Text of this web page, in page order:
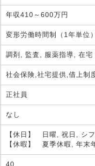
年収410～600万円
変形労働時間制（1年単
調剤, 監査, 服薬指導, 在宅
社会保険,社宅提供,借上制
正社員
なし
【休日】 日曜, 祝日, シ
【休暇】 夏季休暇, 年末
40